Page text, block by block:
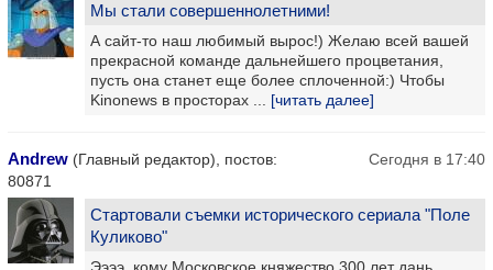
Мы стали совершеннолетними!
А сайт-то наш любимый вырос!) Желаю всей вашей
прекрасной команде дальнейшего процветания,
пусть она станет еще более сплоченной:) Чтобы
Kinonews в просторах ... [читать далее]
Andrew (Главный редактор), постов:
80871
Сегодня в 17:40
Стартовали съемки исторического сериала "Поле
Куликово"